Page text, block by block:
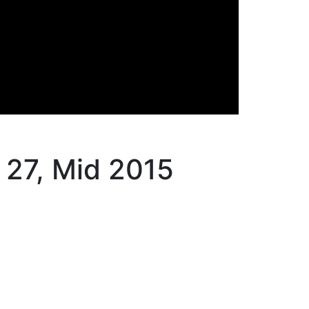
Mid 2015